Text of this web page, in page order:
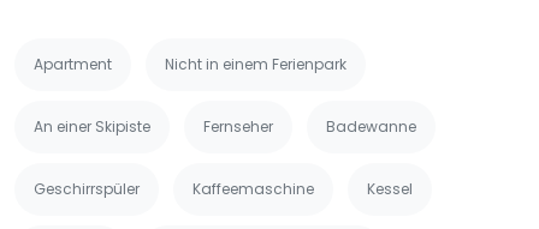
Apartment Nicht in einem Ferienpark
An einer Skipiste Fernseher Badewanne
Geschirrspüler Kaffeemaschine Kessel